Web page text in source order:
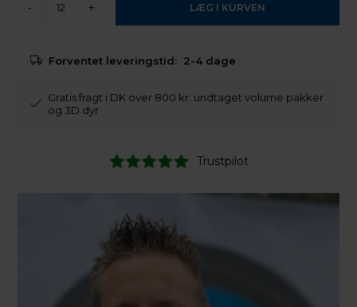
- +
Forventet leveringstid: 2-4 dage
Gratis fragt i DK over 800 kr. undtaget volume pakker
og 3D dyr
Trustpilot